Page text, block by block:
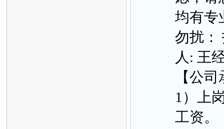
均有专
勿扰：
人: 王
【公
1）上
工资。